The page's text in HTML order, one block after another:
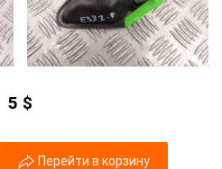
5 $
Перейти в корзину